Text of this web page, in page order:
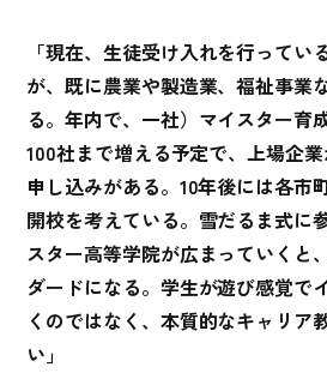
「現在、生徒受け入れを行ってい
が、既に農業や製造業、福祉事業
る。年内で、一社）マイスター育
100社まで増える予定で、上場企
申し込みがある。10年後には各市
開校を考えている。雪だるま式に
スター高等学院が広まっていくと
ダードになる。学生が遊び感覚で
くのではなく、本質的なキャリア
い」